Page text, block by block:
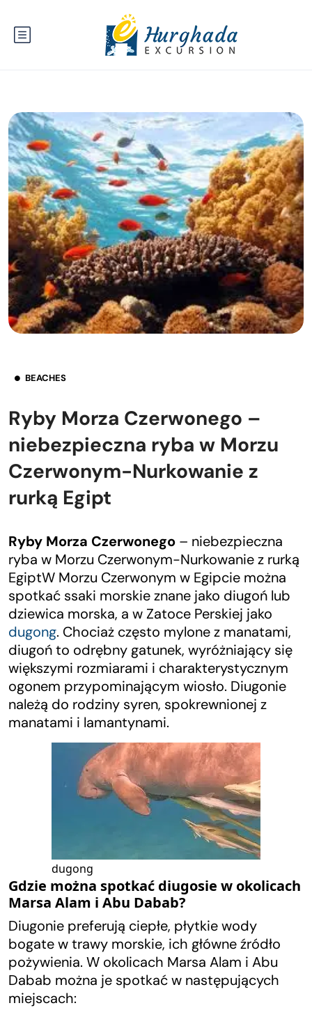
BEACHES
Ryby Morza Czerwonego –
niebezpieczna ryba w Morzu
Czerwonym-Nurkowanie z
rurką Egipt
Ryby Morza Czerwonego – niebezpieczna
ryba w Morzu Czerwonym-Nurkowanie z rurką
EgiptW Morzu Czerwonym w Egipcie można
spotkać ssaki morskie znane jako diugoń lub
dziewica morska, a w Zatoce Perskiej jako
dugong. Chociaż często mylone z manatami,
diugoń to odrębny gatunek, wyróżniający się
większymi rozmiarami i charakterystycznym
ogonem przypominającym wiosło. Diugonie
należą do rodziny syren, spokrewnionej z
manatami i lamantynami.
dugong
Gdzie można spotkać diugosie w okolicach
Marsa Alam i Abu Dabab?
Diugonie preferują ciepłe, płytkie wody
bogate w trawy morskie, ich główne źródło
pożywienia. W okolicach Marsa Alam i Abu
Dabab można je spotkać w następujących
miejscach: